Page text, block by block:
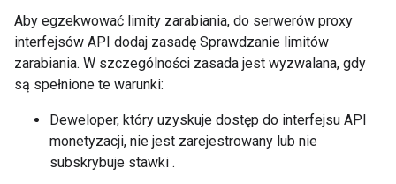
Aby egzekwować limity zarabiania, do serwerów proxy
interfejsów API dodaj zasadę Sprawdzanie limitów
zarabiania. W szczególności zasada jest wyzwalana, gdy
są spełnione te warunki:
Deweloper, który uzyskuje dostęp do interfejsu API
monetyzacji, nie jest zarejestrowany lub nie
subskrybuje stawki .